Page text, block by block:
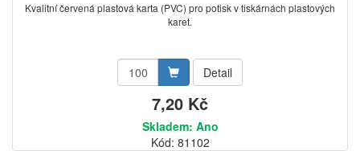
Kvalitní červená plastová karta (PVC) pro potisk v tiskárnách plastových
karet.
Detail
7,20 Kč
Skladem: Ano
Kód: 81102